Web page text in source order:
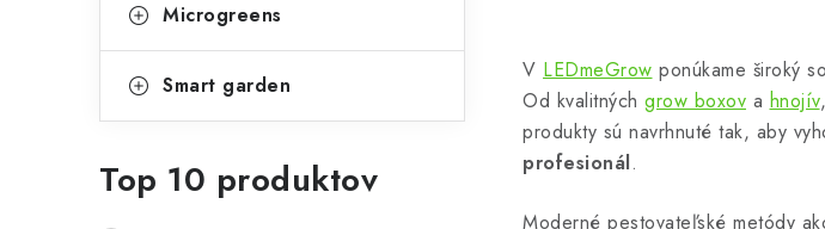
Microgreens
Smart garden
Top 10 produktov
v
l
á
d
a
V LEDmeGrow ponúkame široký
Od kvalitných grow boxov a hnojív
produkty sú navrhnuté tak, aby
profesionál.
Moderné pestovateľské metódy